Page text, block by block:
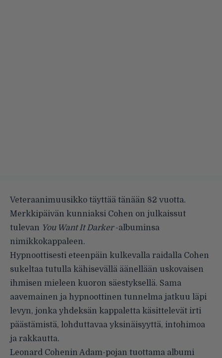
Veteraanimuusikko täyttää tänään 82 vuotta.
Merkkipäivän kunniaksi Cohen on julkaissut
tulevan You Want It Darker-albuminsa
nimikkokappaleen.
Hypnoottisesti eteenpäin kulkevalla raidalla Cohen
sukeltaa tutulla kähisevällä äänellään uskovaisen
ihmisen mieleen kuoron säestyksellä. Sama
aavemainen ja hypnoottinen tunnelma jatkuu läpi
levyn, jonka yhdeksän kappaletta käsittelevät irti
päästämistä, lohduttavaa yksinäisyyttä, intohimoa
ja rakkautta.
Leonard Cohenin Adam-pojan tuottama albumi